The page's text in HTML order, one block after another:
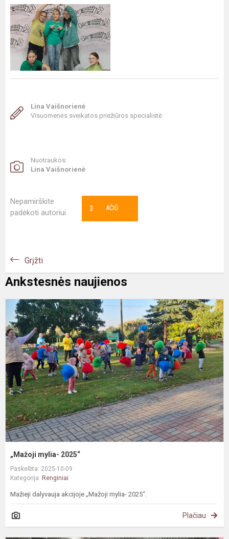
Lina Vaišnorienė
Visuomenės sveikatos priežiūros specialistė
Nuotraukos:
Lina Vaišnorienė
Nepamirškite
padėkoti autoriui
AČIŪ
3
Grįžti
Ankstesnės naujienos
„Mažoji mylia- 2025“
Paskelbta: 2025-10-09
Kategorija: Renginiai
Mažieji dalyvauja akcijoje „Mažoji mylia- 2025“.
Plačiau